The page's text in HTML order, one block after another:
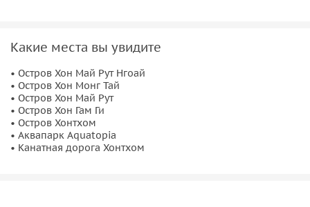
Какие места вы увидите
• Остров Хон Май Рут Нгоай
• Остров Хон Монг Тай
• Остров Хон Май Рут
• Остров Хон Гам Ги
• Остров Хонтхом
• Аквапарк Aquatopia
• Канатная дорога Хонтхом